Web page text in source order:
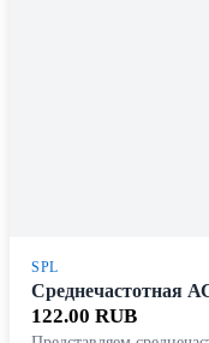
SPL
Среднечастотная
122.00 RUB